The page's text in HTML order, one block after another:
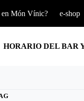
en Món Vínic? e-shop
HORARIO DEL BAR